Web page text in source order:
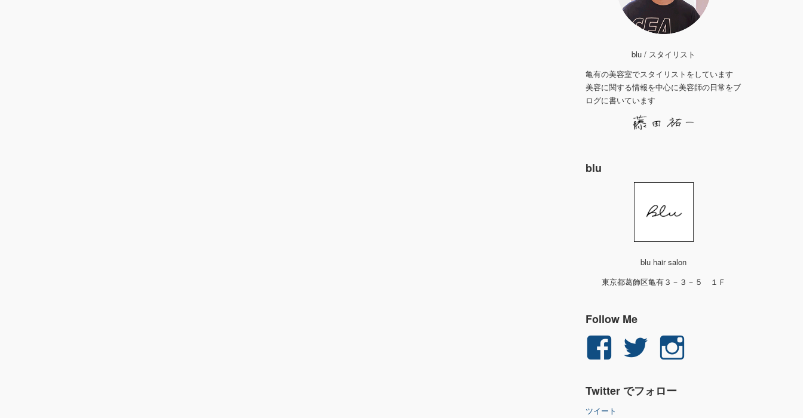
blu / スタイリスト
亀有の美容室でスタイリストをしています
美容に関する情報を中心に美容師の日常をブ
ログに書いています
blu
blu hair salon
東京都葛飾区亀有３－３－５ １Ｆ
Follow Me
yuichi.fujita.351
ん
yu_1_fjt
ん
Twitter でフォロー
ツイート